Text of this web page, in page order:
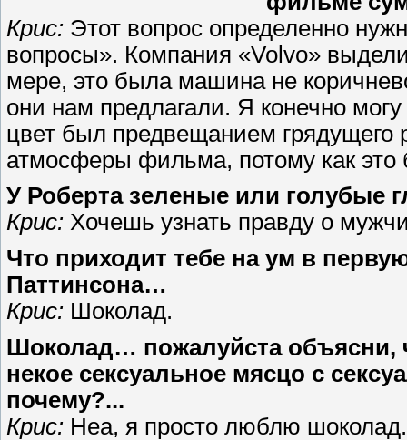
Крис: Этот вопрос определенно
вопросы». Компания «Volvo»
мере, это была машина не
они нам предлагали. Я конечно
цвет был предвещанием грядущего
атмосферы фильма, потому как это
У Роберта зеленые или голубые
Крис: Хочешь узнать правду о
Что приходит тебе на ум в
Паттинсона…
Крис: Шоколад.
Шоколад… пожалуйста объясни,
некое сексуальное мясцо с
почему?...
Крис: Неа, я просто люблю шоколад.